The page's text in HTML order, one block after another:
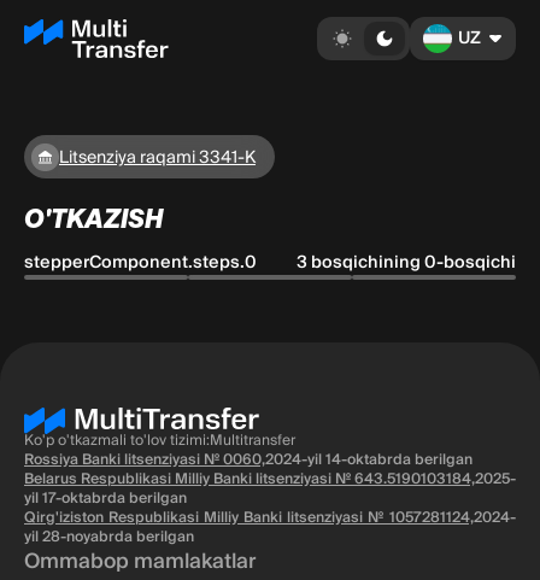
UZ
Litsenziya raqami 3341-K
O'TKAZISH
stepperComponent.steps.0 3 bosqichining 0-bosqichi
Ko'p o'tkazmali to'lov tizimi:Multitransfer
Rossiya Banki litsenziyasi № 0060,2024-yil 14-oktabrda berilgan
Belarus Respublikasi Milliy Banki litsenziyasi № 643.5190103184,2025-
yil 17-oktabrda berilgan
Qirg'iziston Respublikasi Milliy Banki litsenziyasi № 1057281124,2024-
yil 28-noyabrda berilgan
Ommabop mamlakatlar